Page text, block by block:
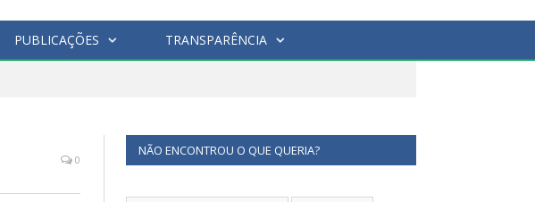
PUBLICAÇÕES TRANSPARÊNCIA
0
NÃO ENCONTROU O QUE QUERIA?